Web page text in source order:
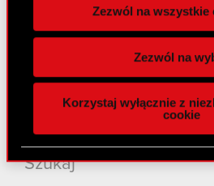
Wykorzystujemy pliki cookie
funkcje społecznościowe i
naszej witrynie. Informacje o
z naszej witryny,
Partnerzy mogą połączyć te
danymi otrzymanymi od
Zezwól na wszystkie
Zezwól na
Korzystaj wyłącznie z
cookie
Inwestorzy
Zrównoważony rozwój
Media
Kariera
Kontakt
Szukaj